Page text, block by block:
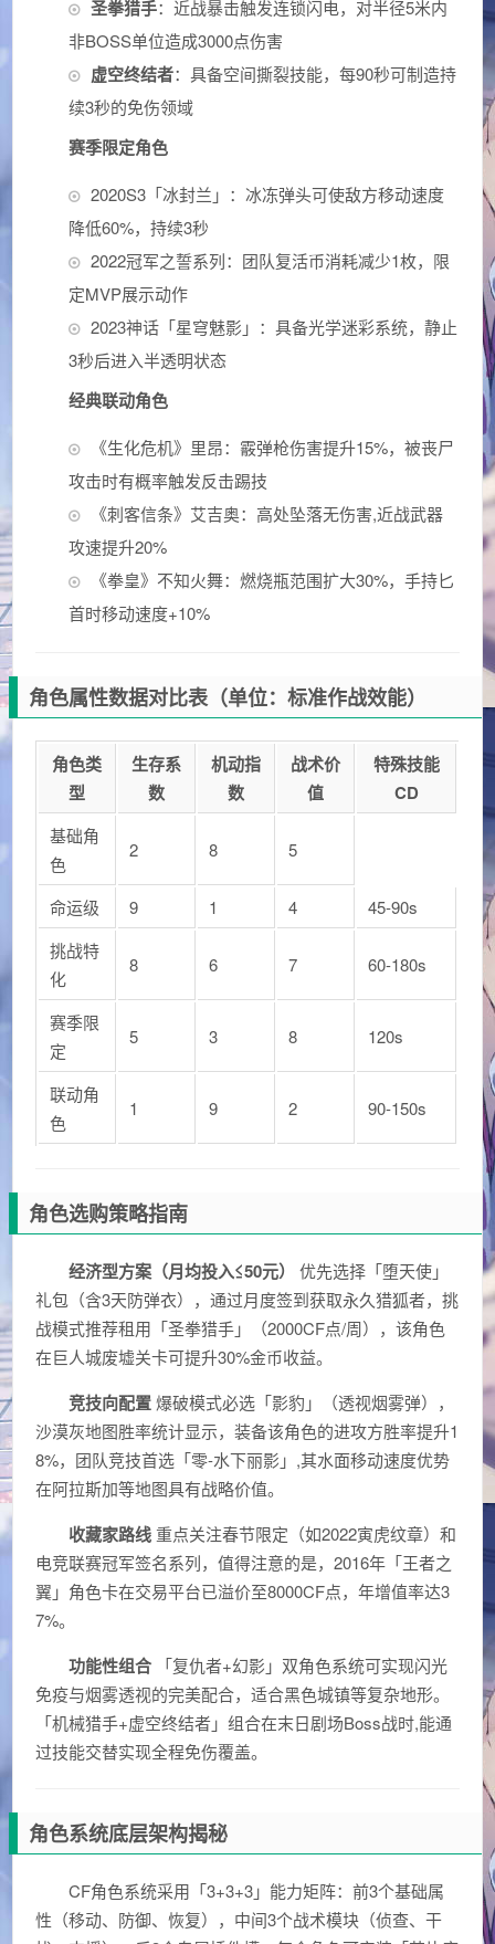
圣拳猎手：近战暴击触发连锁闪电，对半径5米内
非BOSS单位造成3000点伤害
虚空终结者：具备空间撕裂技能，每90秒可制造持
续3秒的免伤领域
赛季限定角色
2020S3「冰封兰」：冰冻弹头可使敌方移动速度
降低60%，持续3秒
2022冠军之誓系列：团队复活币消耗减少1枚，限
定MVP展示动作
2023神话「星穹魅影」：具备光学迷彩系统，静止
3秒后进入半透明状态
经典联动角色
《生化危机》里昂：霰弹枪伤害提升15%，被丧尸
攻击时有概率触发反击踢技
《刺客信条》艾吉奥：高处坠落无伤害,近战武器
攻速提升20%
《拳皇》不知火舞：燃烧瓶范围扩大30%，手持匕
首时移动速度+10%
角色属性数据对比表（单位：标准作战效能）
角色类
型
生存系
数
机动指
数
战术价
值
特殊技能
CD
基础角
色
2 8 5
命运级 9 1 4
45-90s
挑战特
化
8 6 7 60-180s
赛季限
定
5 3 8 120s
联动角
色
1 9 2 90-150s
角色选购策略指南
经济型方案（月均投入≤50元）
优先选择「堕天使」
礼包（含3天防弹衣），通过月度签到获取永久猎狐者，挑
战模式推荐租用「圣拳猎手」（2000CF点/周），该角色
在巨人城废墟关卡可提升30%金币收益。
竞技向配置爆破模式必选「影豹」（透视烟雾弹），
沙漠灰地图胜率统计显示，装备该角色的进攻方胜率提升1
8%，团队竞技首选「零-水下丽影」,其水面移动速度优势
在阿拉斯加等地图具有战略价值。
收藏家路线 重点关注春节限定（如2022寅虎纹章）和
电竞联赛冠军签名系列，值得注意的是，2016年「王者之
翼」角色卡在交易平台已溢价至8000CF点，年增值率达3
7%。
功能性组合 「复仇者+幻影」双角色系统可实现闪光
免疫与烟雾透视的完美配合，适合黑色城镇等复杂地形。
「机械猎手+虚空终结者」组合在末日剧场Boss战时,能通
过技能交替实现全程免伤覆盖。
角色系统底层架构揭秘
CF角色系统采用「3+3+3」能力矩阵：前3个基础属
性（移动、防御、恢复），中间3个战术模块（侦查、干